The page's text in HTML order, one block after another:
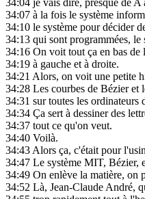
34:04 je vais dire, presque de A
34:07 à la fois le système
34:10 le système pour décider
34:13 qui sont programmées, le
34:16 On voit tout ça en bas de
34:19 à gauche et à droite.
34:21 Alors, on voit une petite
34:28 Les courbes de Bézier et
34:31 sur toutes les ordinateurs
34:34 Ça sert à dessiner des
34:37 tout ce qu'on veut.
34:40 Voilà.
34:43Alors ça, c'était pour
34:47 Le système MIT, Bézier,
34:49 On enlève la matière, on
34:52 Là, Jean-Claude André,